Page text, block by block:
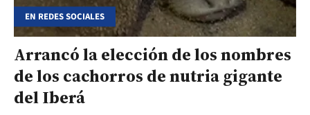
EN REDES SOCIALES
Arrancó la elección de los nombres
de los cachorros de nutria gigante
del Iberá